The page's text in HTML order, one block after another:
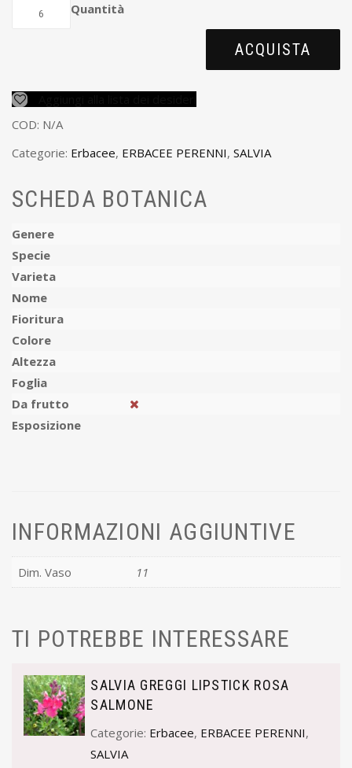
Quantità
ACQUISTA
COD: N/A
Categorie: Erbacee, ERBACEE PERENNI, SALVIA
SCHEDA BOTANICA
Genere
Specie
Varieta
Nome
Fioritura
Colore
Altezza
Foglia
Da frutto
Esposizione
INFORMAZIONI AGGIUNTIVE
Dim. Vaso 11
TI POTREBBE INTERESSARE
SALVIA GREGGI LIPSTICK ROSA
SALMONE
Categorie: Erbacee, ERBACEE PERENNI,
SALVIA